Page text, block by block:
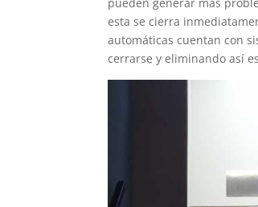
esta se cierra
automáticas cuentan con
cerrarse y eliminando así